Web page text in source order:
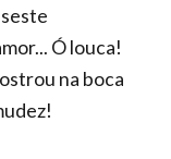
Ó louca!
na boca